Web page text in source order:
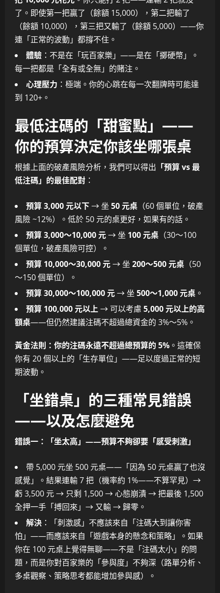
了。即使第一把贏了（餘額 15,000），第二把輸了
（餘額 10,000），第三把又輸了（餘額 5,000）——你
連「正常的波動」都撐不住。
體驗 ：不是在「玩百家樂」——是在「擲硬幣」。
每一把都是「全有或全無」的賭注。
心理壓力 ：極端。你的心跳在每一次翻牌時可能達
到 120+。
最低注碼的「甜蜜點」——
你的預算決定你該坐哪張桌
根據上面的破產風險分析，我們可以得出 「預算 vs 最
低注碼」的最佳配對 ：
預算 3,000 元以下→ 坐 50 元桌 （60 個單位，破產
風險 ~12%）。低於 50 元的桌更好，如果有的話。
預算 3,000～10,000 元→ 坐 100 元桌 （30～100
個單位，破產風險可控）。
預算 10,000～30,000 元→ 坐 200～500 元桌 （50
～150 個單位）。
預算 30,000～100,000 元→ 坐 500～1,000 元桌 。
預算 100,000 元以上→ 可以考慮 5,000 元以上的高
額桌——但仍然建議注碼不超過總資金的 3%～5%。
黃金法則：你的注碼永遠不超過總預算的 5% 。這確保
你有 20 個以上的「生存單位」——足以度過正常的短
期波動。
「坐錯桌」的三種常見錯誤
——以及怎麼避免
錯誤一：「坐太高」——預算不夠卻要「感受刺激」
帶 5,000 元坐 500 元桌——「因為 50 元桌贏了也沒
感覺」。結果連輸 7 把（機率約 1%——不算罕見）→
虧 3,500 元 → 只剩 1,500 → 心態崩潰 → 把最後 1,500
全押一手「搏回來」→ 又輸 → 歸零。
解決 ：「刺激感」不應該來自「注碼大到讓你害
怕」——而應該來自「遊戲本身的懸念和策略」。如果
你在 100 元桌上覺得無聊——不是「注碼太小」的問
題，而是你對百家樂的「參與度」不夠深（路單分析、
多桌觀察、策略思考都能增加參與感）。